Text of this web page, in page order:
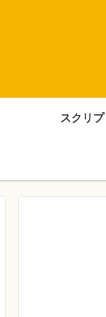
スクリプ